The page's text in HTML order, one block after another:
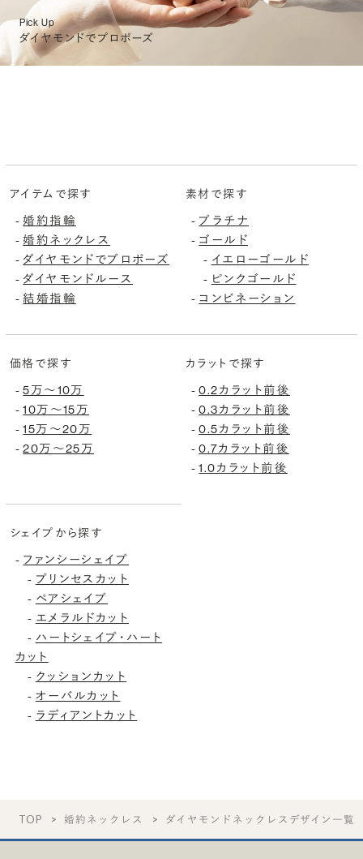
Pick Up
ダイヤモンドでプロポーズ
アイテムで探す
-婚約指輪
-婚約ネックレス
-ダイヤモンドでプロポーズ
-ダイヤモンドルース
-結婚指輪
素材で探す
- プラチナ
- ゴールド
- イエローゴールド
- ピンクゴールド
- コンビネーション
価格で探す
-5万〜10万
-10万〜15万
-15万〜20万
-20万〜25万
カラットで探す
-0.2カラット前後
-0.3カラット前後
-0.5カラット前後
-0.7カラット前後
-1.0カラット前後
シェイプから探す
- ファンシーシェイプ
- プリンセスカット
- ペアシェイプ
- エメラルドカット
- ハートシェイプ・ハート
カット
- クッションカット
- オーバルカット
- ラディアントカット
TOP 婚約ネックレス ダイヤモンドネックレスデザイン一覧